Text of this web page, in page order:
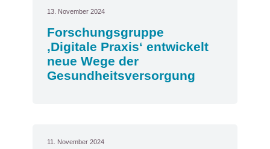
13. November 2024
Forschungsgruppe
‚Digitale Praxis‘ entwickelt
neue Wege der
Gesundheitsversorgung
11. November 2024